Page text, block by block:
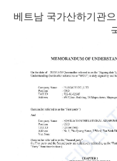
베트남 국가산하기관